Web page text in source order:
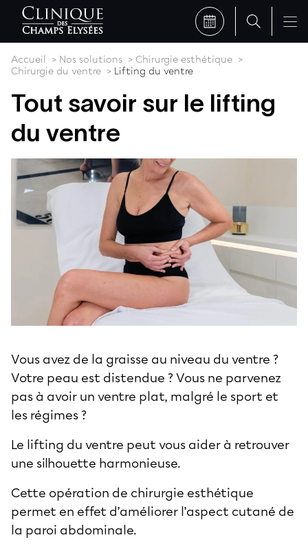
Accueil Nos solutions
Chirurgie esthétique
Chirurgie du ventre
Lifting du ventre
Tout savoir sur le lifting
du ventre
Vous avez de la graisse au niveau du ventre ?
Votre peau est distendue ? Vous ne parvenez
pas à avoir un ventre plat, malgré le sport et
les régimes ?
Le lifting du ventre peut vous aider à retrouver
une silhouette harmonieuse.
Cette opération de chirurgie esthétique
permet en effet d’améliorer l’aspect cutané de
la paroi abdominale.